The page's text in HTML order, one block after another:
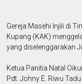
Gereja Masehi Injili di
Kupang (KAK)
yang diselenggarakan
Ketua Panitia Natal
Pdt. Johny E. Riwu